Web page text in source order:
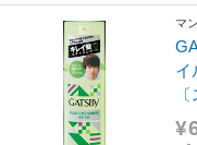
マ
イ